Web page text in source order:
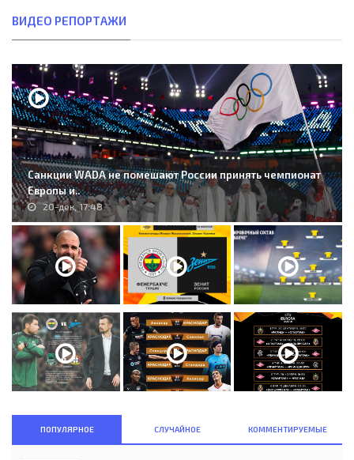
ВИДЕО РЕПОРТАЖИ
Санкции WADA не помешают России принять чемпионат
Европы и..
20-дек, 17:48
ПОПУЛЯРНОЕ СЛУЧАЙНОЕ КОММЕНТИРУЕМЫЕ